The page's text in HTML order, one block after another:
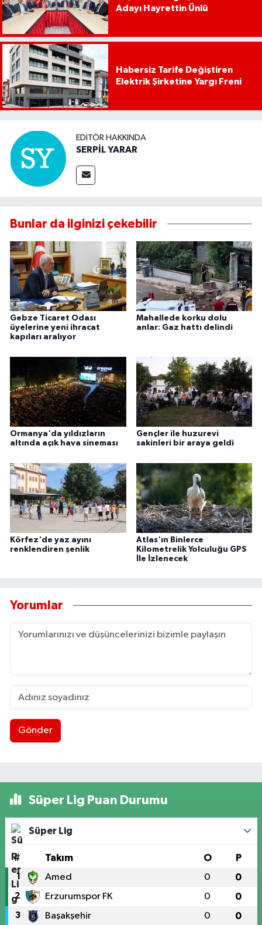
Adayı Hayrettin Ünlü
Habersiz Tarife Değiştiren
Elektrik Şirketine Yargı Freni
EDITÖR HAKKINDA
SERPİL YARAR
Bunlar da ilginizi çekebilir
Gebze Ticaret Odası
üyelerine yeni ihracat
kapıları aralıyor
Mahallede korku dolu
anlar: Gaz hattı delindi
Ormanya'da yıldızların
altında açık hava sineması
Gençler ile huzurevi
sakinleri bir araya geldi
Körfez'de yaz ayını
renklendiren şenlik
Atlas'ın Binlerce
Kilometrelik Yolculuğu GPS
İle İzlenecek
Yorumlar
Gönder
Süper Lig Puan Durumu
Süper Lig
# Takım O P
1 Amed 0 0
2 Erzurumspor FK 0 0
3 Başakşehir 0 0